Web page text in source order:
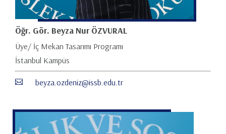
Öğr. Gör. Beyza Nur ÖZVURAL
Üye/ İç Mekan Tasarımı Programı
İstanbul Kampüs
beyza.ozdeniz@issb.edu.tr